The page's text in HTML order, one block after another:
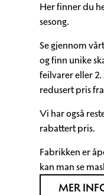
Her finner du
sesong.
Se gjennom
og finn unike
feilvarer eller 2.
redusert pris
Vi har også
rabattert pris.
Fabrikken er
kan man se
MER